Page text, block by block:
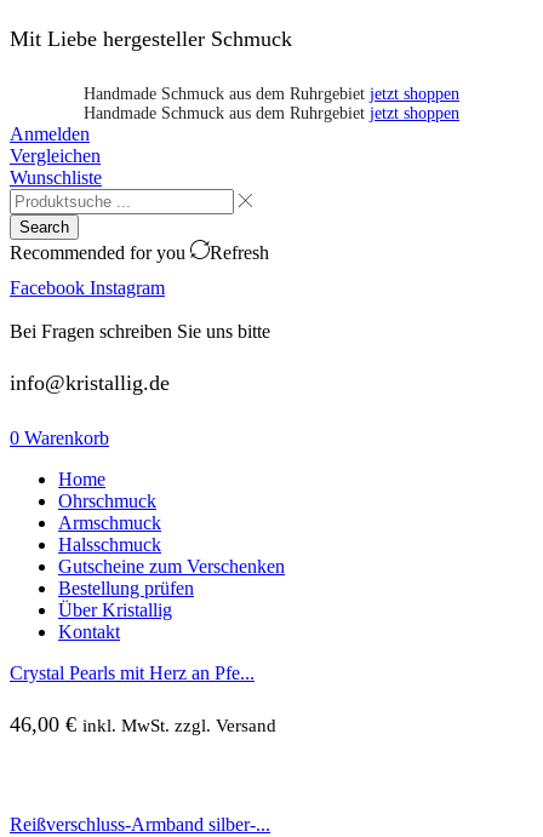
Mit Liebe hergesteller Schmuck
Handmade Schmuck aus dem Ruhrgebiet jetzt shoppen
Handmade Schmuck aus dem Ruhrgebiet jetzt shoppen
Anmelden
Vergleichen
Wunschliste
Search
Recommended for you
Refresh
Facebook Instagram
Bei Fragen schreiben Sie uns bitte
info@kristallig.de
0 Warenkorb
Home
Ohrschmuck
Armschmuck
Halsschmuck
Gutscheine zum Verschenken
Bestellung prüfen
Über Kristallig
Kontakt
Crystal Pearls mit Herz an Pfe...
46,00 € inkl. MwSt. zzgl. Versand
Reißverschluss-Armband silber-...